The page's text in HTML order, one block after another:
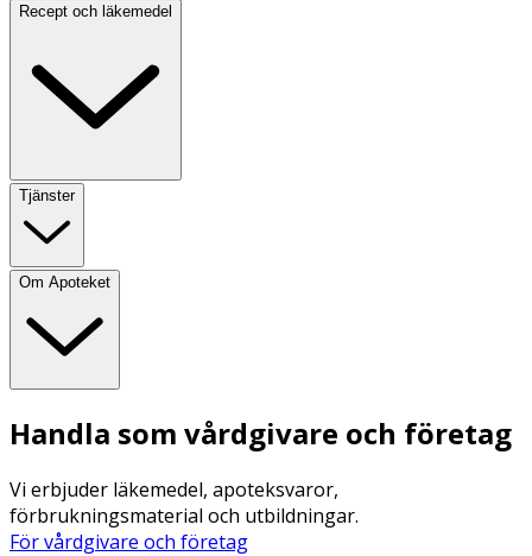
Recept och läkemedel
Tjänster
Om Apoteket
Handla som vårdgivare och företag
Vi erbjuder läkemedel, apoteksvaror,
förbrukningsmaterial och utbildningar.
För vårdgivare och företag